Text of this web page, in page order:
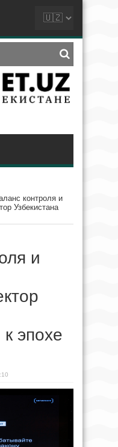
контроля и
Узбекистана
и
эпохе